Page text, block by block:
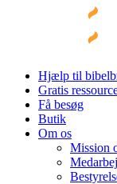
Hjælp til
Gratis
Få besøg
Butik
Om os
Mission